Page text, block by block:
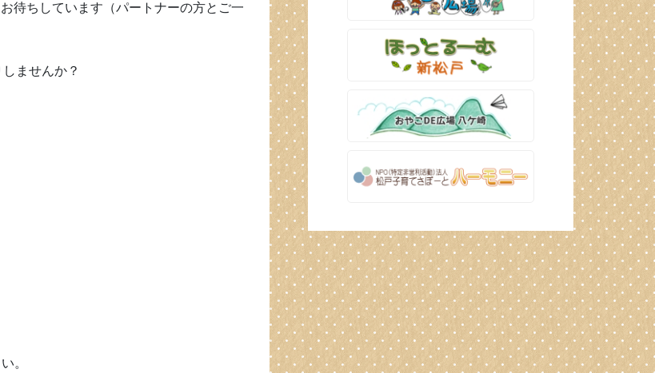
待ちしています（パートナーの方とご一
ませんか？
。